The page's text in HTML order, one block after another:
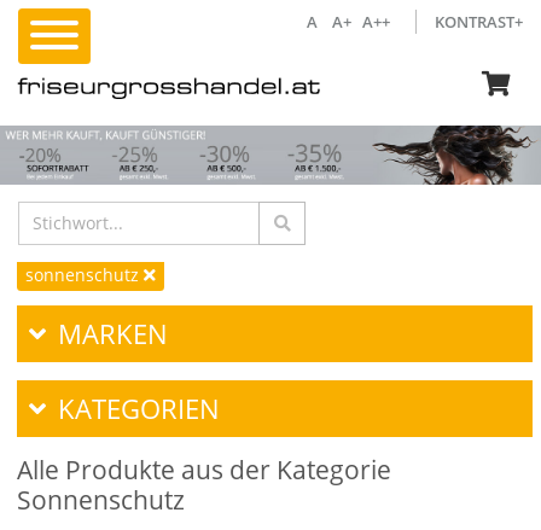
A A+ A++ KONTRAST+
sonnenschutz
MARKEN
KATEGORIEN
Alle Produkte aus der Kategorie
Sonnenschutz